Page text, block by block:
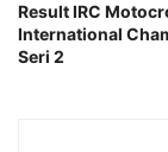
Result IRC
International
Seri 2